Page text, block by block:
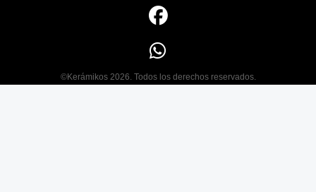
©Kerámikos 2026. Todos los derechos reservados.